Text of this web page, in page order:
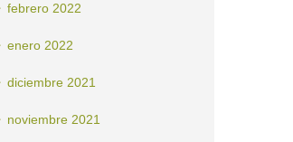
febrero 2022
enero 2022
diciembre 2021
noviembre 2021